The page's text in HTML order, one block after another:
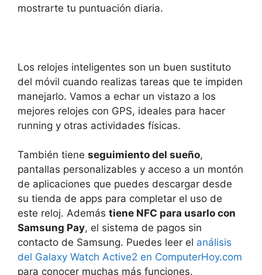
mostrarte tu puntuación diaria.
Los relojes inteligentes son un buen sustituto
del móvil cuando realizas tareas que te impiden
manejarlo. Vamos a echar un vistazo a los
mejores relojes con GPS, ideales para hacer
running y otras actividades físicas.
También tiene seguimiento del sueño,
pantallas personalizables y acceso a un montón
de aplicaciones que puedes descargar desde
su tienda de apps para completar el uso de
este reloj. Además tiene NFC para usarlo con
Samsung Pay, el sistema de pagos sin
contacto de Samsung. Puedes leer el análisis
del Galaxy Watch Active2 en ComputerHoy.com
para conocer muchas más funciones.